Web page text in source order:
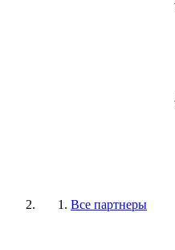
Все партнеры